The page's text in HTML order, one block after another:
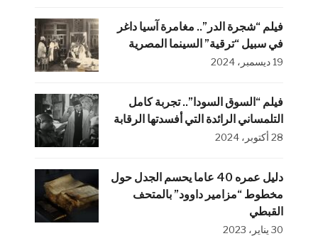
فيلم “شجرة الدر”.. مغامرة آسيا داغر
في سبيل “ترقية” السينما المصرية
19 ديسمبر، 2024
فيلم “السوق السودا”.. تجربة كامل
التلمساني الرائدة التي أفسدتها الرقابة
28 أكتوبر، 2024
دليل عمره 40 عاما يحسم الجدل حول
مخطوط “مزامير داوود” بالمتحف
القبطي
30 يناير، 2023